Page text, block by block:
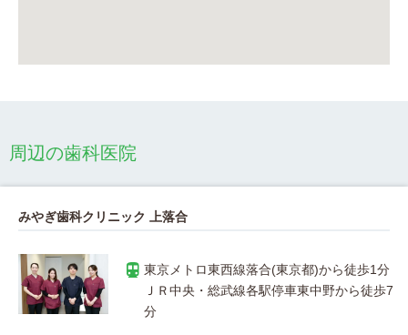
周辺の歯科医院
みやぎ歯科クリニック 上落合
ＪＲ中央・総武線各駅停車東中野から徒歩7